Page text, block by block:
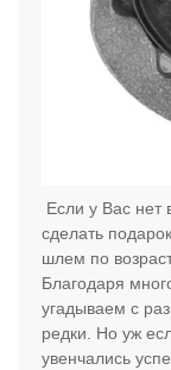
Если у Вас нет
сделать
шлем по
Благодаря
угадываем с
редки. Но уж
увенчались